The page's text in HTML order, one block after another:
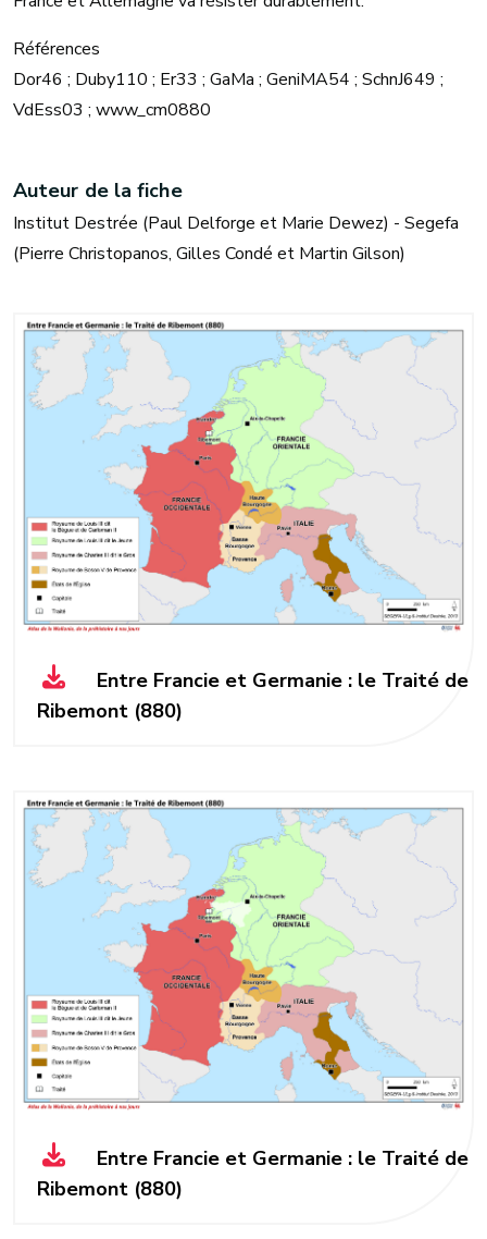
Références
Dor46 ; Duby110 ; Er33 ; GaMa ; GeniMA54 ; SchnJ649 ;
VdEss03 ; www_cm0880
Auteur de la fiche
Institut Destrée (Paul Delforge et Marie Dewez) - Segefa
(Pierre Christopanos, Gilles Condé et Martin Gilson)
Entre Francie et Germanie : le Traité de
Ribemont (880)
Entre Francie et Germanie : le Traité de
Ribemont (880)